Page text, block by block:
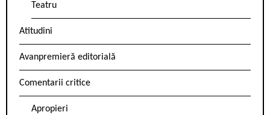
Teatru
Atitudini
Avanpremieră editorială
Comentarii critice
Apropieri